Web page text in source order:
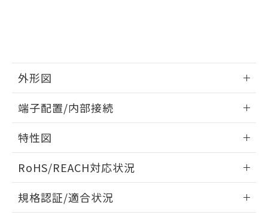
外形図
取りつけ穴加工図
端子配置/内部接続
端子配置/内部接続
特性図
開閉容量
RoHS/REACH対応状況
EU RoHS 注意事項・凡例
規格認証/適合状況
物質の対応では、対応完了までの期間は出
荷製品に未対応品が混在することから備考
既に当社にて対応品への在庫切替を完了
していることから、特段のことがない限
り、2022年1月12日より割愛しておりま
す。